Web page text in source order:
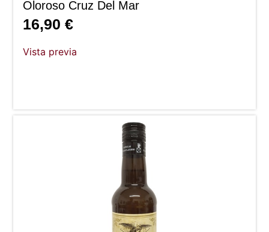
Oloroso Cruz Del Mar
16,90€
Vista previa